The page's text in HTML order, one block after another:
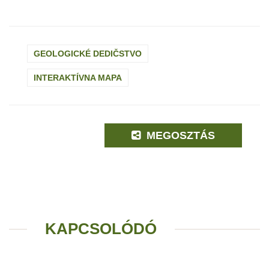
GEOLOGICKÉ DEDIČSTVO
INTERAKTÍVNA MAPA
MEGOSZTÁS
KAPCSOLÓDÓ